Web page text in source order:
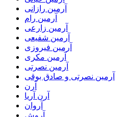
آرمین رازانی
آرمین رام
آرمین زارعی
آرمین شفیعی
آرمین فیروزی
آرمین مکری
آرمین نصرتی
آرمین نصرتی و صادق بوقی
آرن
آرن آریا
آروان
آروش